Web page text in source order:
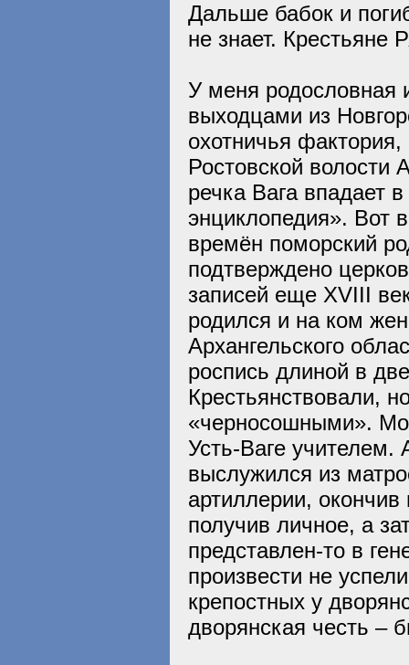
Дальше бабок и
не знает. Крестьяне
У меня родословная
выходцами из
охотничья фактория,
Ростовской волости
речка Вага впадает
энциклопедия». Вот
времён поморский
подтверждено
записей еще XVIII
родился и на ком
Архангельского
роспись длиной в
Крестьянствовали,
«черносошными».
Усть-Ваге
выслужился из
артиллерии,
получив личное, а
представлен-то в
произвести не
крепостных у
дворянская честь –